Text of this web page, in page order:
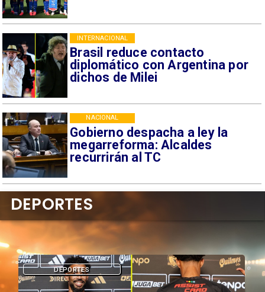
Brasil reduce contacto
diplomático con Argentina por
dichos de Milei
INTERNACIONAL
Gobierno despacha a ley la
megarreforma: Alcaldes
recurrirán al TC
NACIONAL
DEPORTES
DEPORTES